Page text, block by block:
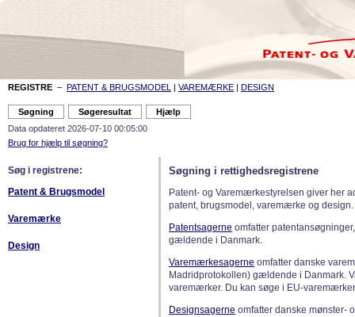
REGISTRE – PATENT & BRUGSMODEL | VAREMÆRKE | DESIGN
Data opdateret 2026-07-10 00:05:00
Brug for hjælp til søgning?
Søg i registrene:
Patent & Brugsmodel
Varemærke
Design
Søgning i rettighedsregistrene
Patent- og Varemærkestyrelsen giver her
patent, brugsmodel, varemærke og design.
Patentsagerne omfatter
gældende i Danmark.
Varemærkesagerne omfatter danske
Madridprotokollen) gældende i Danmark.
varemærker. Du kan søge i EU-
Designsagerne omfatter danske mønster-